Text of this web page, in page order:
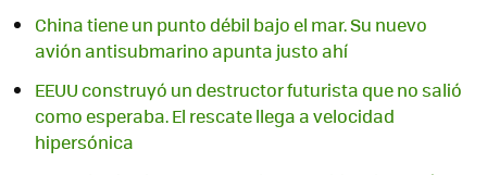
China tiene un punto débil bajo el mar. Su nuevo
avión antisubmarino apunta justo ahí
EEUU construyó un destructor futurista que no salió
como esperaba. El rescate llega a velocidad
hipersónica